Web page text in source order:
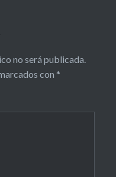
no será publicada.
con *